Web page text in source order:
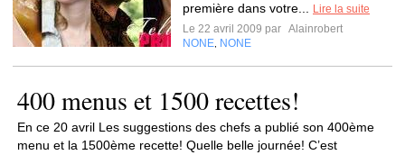
première dans votre...
Lire la suite
Le 22 avril 2009 par Alainrobert
NONE NONE
400 menus et 1500 recettes!
En ce 20 avril Les suggestions des chefs a publié son 400ème
menu et la 1500ème recette! Quelle belle journée! C’est